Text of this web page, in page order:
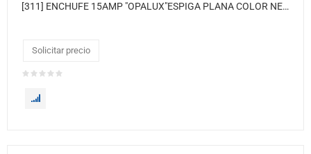
[311] ENCHUFE 15AMP "OPALUX"ESPIGA PLANA COLOR NEGRO T/BTICINO REFORZADO
Solicitar precio